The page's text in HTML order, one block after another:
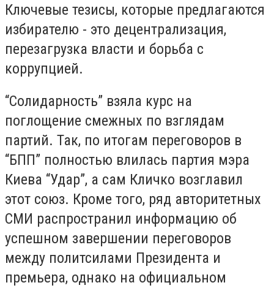
Ключевые тезисы, которые предлагаются
избирателю - это децентрализация,
перезагрузка власти и борьба с
коррупцией.
“Солидарность” взяла курс на
поглощение смежных по взглядам
партий. Так, по итогам переговоров в
“БПП” полностью влилась партия мэра
Киева “Удар”, а сам Кличко возглавил
этот союз. Кроме того, ряд авторитетных
СМИ распространил информацию об
успешном завершении переговоров
между политсилами Президента и
премьера, однако на официальном